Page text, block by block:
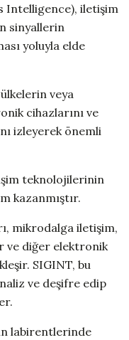
Intelligence), iletişim
sinyallerin
yoluyla elde
veya
cihazlarını ve
izleyerek önemli
teknolojilerinin
kazanmıştır.
mikrodalga iletişim,
ve diğer elektronik
SIGINT, bu
ve deşifre edip
labirentlerinde